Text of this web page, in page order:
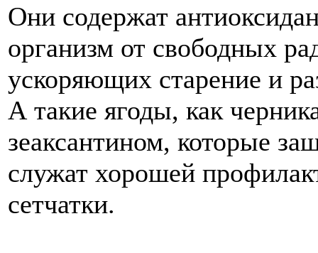
Они содержат
организм от свободных
ускоряющих старение и
А такие ягоды, как
зеаксантином, которые
служат хорошей
сетчатки.